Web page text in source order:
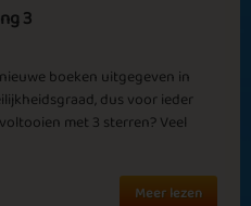
New Year 2024
3
boeken uitgegeven in
dus voor ieder
met 3 sterren? Veel
Meer lezen